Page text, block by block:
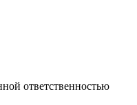
ответственностью